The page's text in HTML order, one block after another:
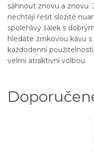
sáhnout znovu a znovu.
nechtějí řešit složité
spolehlivý šálek s
hledáte zrnkovou kávu
každodenní
velmi atraktivní volbou.